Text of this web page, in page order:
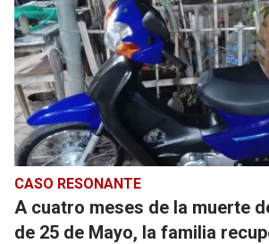
CASO RESONANTE
A cuatro meses de la muerte
de 25 de Mayo, la familia